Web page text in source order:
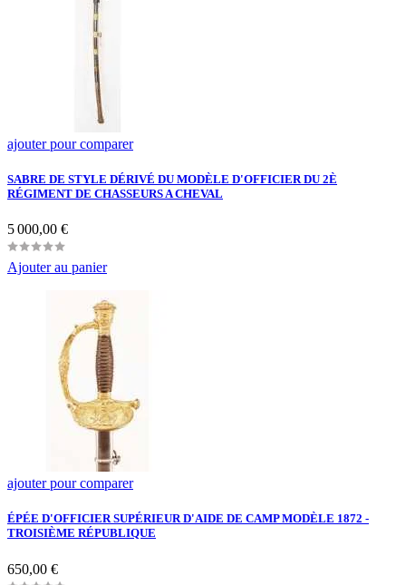
ajouter pour comparer
SABRE DE STYLE DÉRIVÉ DU MODÈLE D'OFFICIER DU 2È
RÉGIMENT DE CHASSEURS A CHEVAL
Prix
5 000,00 €
Ajouter au panier
ajouter pour comparer
ÉPÉE D'OFFICIER SUPÉRIEUR D'AIDE DE CAMP MODÈLE 1872 -
TROISIÈME RÉPUBLIQUE
Prix
650,00 €